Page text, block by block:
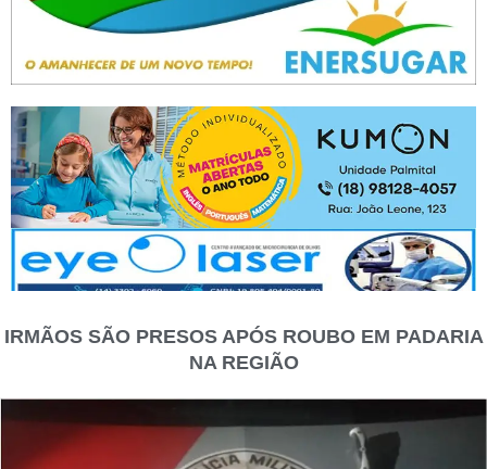
IRMÃOS SÃO PRESOS APÓS ROUBO EM PADARIA
NA REGIÃO